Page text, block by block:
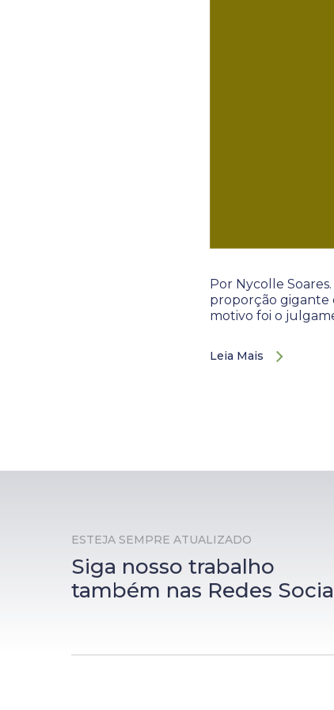
Por Nycolle
proporção gigante
motivo foi o
Leia Mais
ESTEJA SEMPRE ATUALIZADO
Siga nosso trabalho
também nas Redes